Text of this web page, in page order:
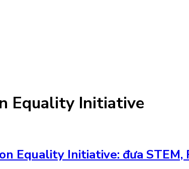
Equality Initiative
Equality Initiative: đưa